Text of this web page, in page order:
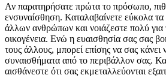
Αν παρατηρήσατε πρώτα το πρόσωπο,
ενσυναίσθηση. Καταλαβαίνετε εύκολα
άλλων ανθρώπων και νοιάζεστε πολύ για
οικογένεια. Ενώ η ευαισθησία σας σας
τους άλλους, μπορεί επίσης να σας
συναισθήματα από το περιβάλλον σας.
αισθάνεστε ότι σας εκμεταλλεύονται